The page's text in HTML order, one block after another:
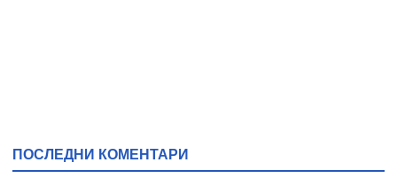
ПОСЛЕДНИ КОМЕНТАРИ